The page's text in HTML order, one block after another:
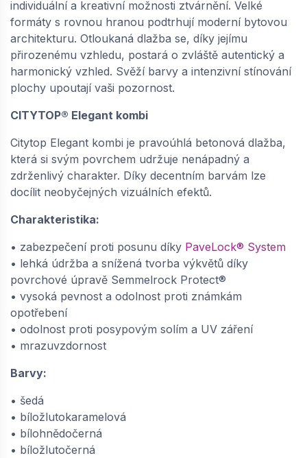
598, 05 Kč / m2
+
SEMMELROCK CITYTOP Elegant Kombi
protect / dlažba se zkosenou hranou, výška 6
cm, PaveLock System - triomix podzim |
648610797
dodání do cca 6 týdnů
598,05Kč / m2
−
SEMMELROCK CITYTOP Elegant Kombi
protect / dlažba se zkosenou hranou, výška 8
cm, PaveLock System - triomix podzim |
648611325
dodání do cca 6 týdnů
individuální a kreativní možnosti ztvárnění. Velké
formáty s rovnou hranou podtrhují moderní bytovou
architekturu. Otloukaná dlažba se, díky jejímu
přirozenému vzhledu, postará o zvláště autentický a
harmonický vzhled. Svěží barvy a intenzivní stínování
plochy upoutají vaši pozornost.
CITYTOP® Elegant kombi
Citytop Elegant kombi je pravoúhlá betonová dlažba,
která si svým povrchem udržuje nenápadný a
zdrženlivý charakter. Díky decentním barvám lze
docílit neobyčejných vizuálních efektů.
Charakteristika:
• zabezpečení proti posunu díky PaveLock® System
• lehká údržba a snížená tvorba výkvětů díky
povrchové úpravě Semmelrock Protect®
• vysoká pevnost a odolnost proti známkám
opotřebení
• odolnost proti posypovým solím a UV záření
• mrazuvzdornost
Barvy:
• šedá
• bíložlutokaramelová
• bílohnědočerná
• bíložlutočerná